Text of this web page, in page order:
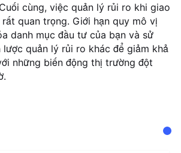
Cuối cùng, việc quản lý rủi ro khi giao
quan trọng. Giới hạn quy mô vị
danh mục đầu tư của bạn và sử
lược quản lý rủi ro khác để giảm khả
những biến động thị trường đột